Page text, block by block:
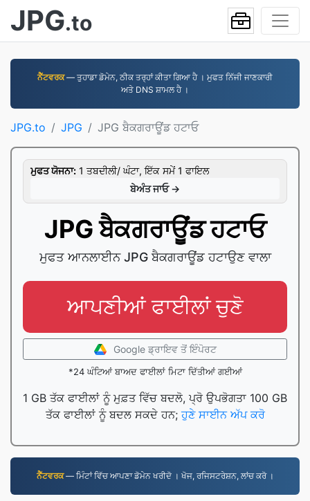
JPG.to
ਨੈੱਟਵਰਕ— ਤੁਹਾਡਾ ਡੋਮੇਨ, ਠੀਕ ਤਰ੍ਹਾਂ ਕੀਤਾ ਗਿਆ ਹੈ । ਮੁਫਤ ਨਿੱਜੀ ਜਾਣਕਾਰੀ
ਅਤੇ DNS ਸ਼ਾਮਲ ਹੈ ।
JPG.to JPG JPG ਬੈਕਗਰਾਊਂਡ ਹਟਾਓ
ਮੁਫਤ ਯੋਜਨਾ: 1 ਤਬਦੀਲੀ/ ਘੰਟਾ, ਇੱਕ ਸਮੇਂ 1 ਫਾਇਲ
ਬੇਅੰਤ ਜਾਓ →
JPG ਬੈਕਗਰਾਊਂਡ ਹਟਾਓ
ਮੁਫਤ ਆਨਲਾਈਨ JPG ਬੈਕਗਰਾਊਂਡ ਹਟਾਉਣ ਵਾਲਾ
ਆਪਣੀਆਂ ਫਾਈਲਾਂ ਚੁਣੋ
Google ਡ੍ਰਾਇਵ ਤੋਂ ਇੰਪੋਰਟ
*24 ਘੰਟਿਆਂ ਬਾਅਦ ਫਾਈਲਾਂ ਮਿਟਾ ਦਿੱਤੀਆਂ ਗਈਆਂ
1 GB ਤੱਕ ਫਾਈਲਾਂ ਨੂੰ ਮੁਫ਼ਤ ਵਿੱਚ ਬਦਲੋ, ਪ੍ਰੋ ਉਪਭੋਗਤਾ 100 GB
ਤੱਕ ਫਾਈਲਾਂ ਨੂੰ ਬਦਲ ਸਕਦੇ ਹਨ;ਹੁਣੇ ਸਾਈਨ ਅੱਪ ਕਰੋ
ਨੈੱਟਵਰਕ— ਮਿੰਟਾਂ ਵਿੱਚ ਆਪਣਾ ਡੋਮੇਨ ਖਰੀਦੋ । ਖੋਜ, ਰਜਿਸਟਰੇਸ਼ਨ, ਲਾਂਚ ਕਰੋ ।